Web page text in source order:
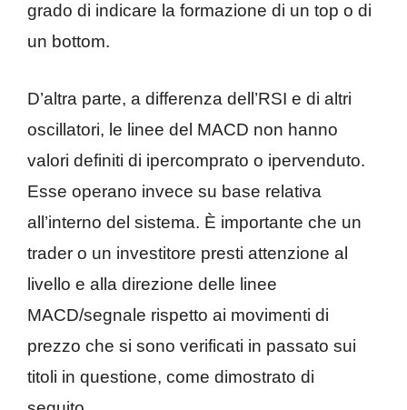
grado di indicare la formazione di un top o di
un bottom.
D’altra parte, a differenza dell’RSI e di altri
oscillatori, le linee del MACD non hanno
valori definiti di ipercomprato o ipervenduto.
Esse operano invece su base relativa
all’interno del sistema. È importante che un
trader o un investitore presti attenzione al
livello e alla direzione delle linee
MACD/segnale rispetto ai movimenti di
prezzo che si sono verificati in passato sui
titoli in questione, come dimostrato di